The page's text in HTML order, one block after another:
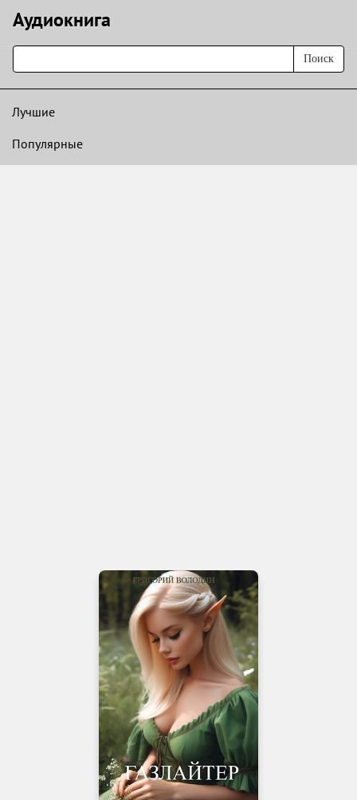
Аудиокнигa
Поиск
Лучшие
Популярные